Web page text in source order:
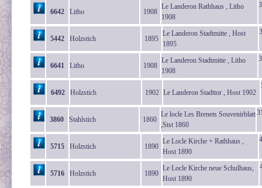
6642 Litho 1908
Le Landeron Rathhaus , Litho
1908
5442 Holzstich 1895
Le Landeron Stadtmitte , Host
1895
6641 Litho 1908
Le Landeron Stadtmitte , Litho
1908
6492 Holzstich 1902 Le Landeron Stadttor , Host 1902
3860 Stahlstich 1860
Le locle Les Brenets Souvenirblatt
,Stst 1860
5715 Holzstich 1890
Le Locle Kirche + Rathhaus ,
Host 1890
5716 Holzstich 1890
Le Locle Kirche neue Schulhaus,
Host 1890